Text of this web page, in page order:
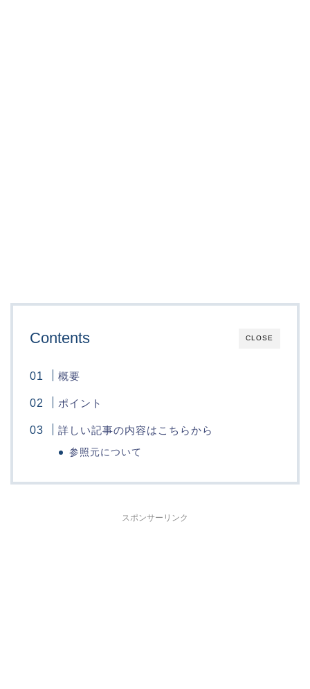
CLOSE
Contents
概要
ポイント
詳しい記事の内容はこちらから
参照元について
スポンサーリンク